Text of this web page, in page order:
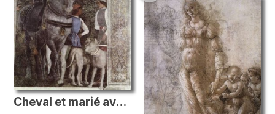
Cheval et marié avec des chiens de chasse, de la caméra degli sp